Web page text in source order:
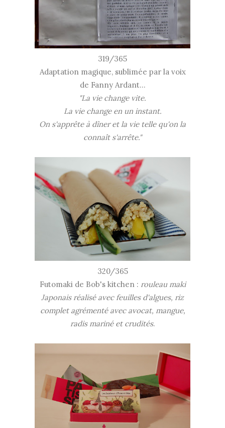
319/365
Adaptation magique, sublimée par la voix
de Fanny Ardant...
"La vie change vite.
La vie change en un instant.
On s'apprête à dîner et la vie telle qu'on la
connaît s'arrête."
320/365
Futomaki de Bob's kitchen : rouleau maki
Japonais réalisé avec feuilles d'algues, riz
complet agrémenté avec avocat, mangue,
radis mariné et crudités.